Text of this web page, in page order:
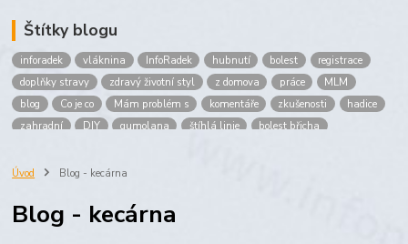
Štítky blogu
inforadek vláknina InfoRadek hubnutí bolest
registrace
doplňky stravy
zdravý životní styl z domova práce
MLM
blog
Co je co Mám problém s komentáře zkušenosti
hadice
zahradní
DIY gumolana štíhlá linie
bolest břicha
Prokloub
Vláknina
maltodextrin
škrob skrob
Úvod Blog - kecárna
Blog - kecárna